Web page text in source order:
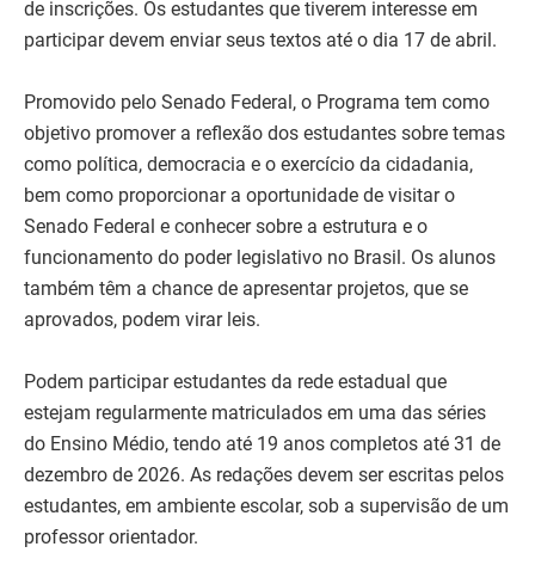
de inscrições. Os estudantes que tiverem interesse em
participar devem enviar seus textos até o dia 17 de abril.
Promovido pelo Senado Federal, o Programa tem como
objetivo promover a reflexão dos estudantes sobre temas
como política, democracia e o exercício da cidadania,
bem como proporcionar a oportunidade de visitar o
Senado Federal e conhecer sobre a estrutura e o
funcionamento do poder legislativo no Brasil. Os alunos
também têm a chance de apresentar projetos, que se
aprovados, podem virar leis.
Podem participar estudantes da rede estadual que
estejam regularmente matriculados em uma das séries
do Ensino Médio, tendo até 19 anos completos até 31 de
dezembro de 2026. As redações devem ser escritas pelos
estudantes, em ambiente escolar, sob a supervisão de um
professor orientador.